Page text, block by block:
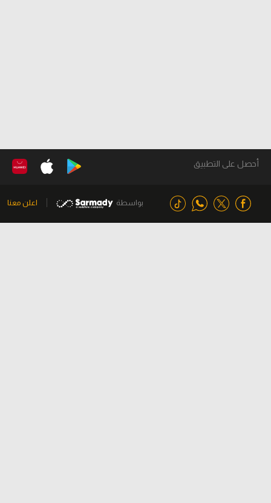
أحصل على التطبيق
بواسطة اعلن معنا